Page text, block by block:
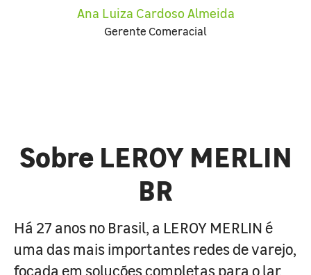
Ana Luiza Cardoso Almeida
Gerente Comeracial
Sobre LEROY MERLIN
BR
Há 27 anos no Brasil, a LEROY MERLIN é
uma das mais importantes redes de varejo,
focada em soluções completas para o lar.